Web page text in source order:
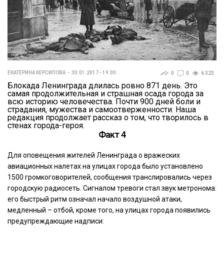
ЕКАТЕРИНА КЕРСИПОВА 30.01.2017 - 19:00 0 0 6 323
Блокада Ленинграда длилась ровно 871 день. Это
самая продолжительная и страшная осада города за
всю историю человечества. Почти 900 дней боли и
страдания, мужества и самоотверженности. Наша
редакция продолжает рассказ о том, что творилось в
стенах города-героя.
Факт 4
Для оповещения жителей Ленинграда о вражеских
авиационных налетах на улицах города было установлено
1500 громкоговорителей, сообщения транслировались через
городскую радиосеть. Сигналом тревоги стал звук метронома:
его быстрый ритм означал начало воздушной атаки,
медленный – отбой, кроме того, на улицах города появились
предупреждающие надписи: